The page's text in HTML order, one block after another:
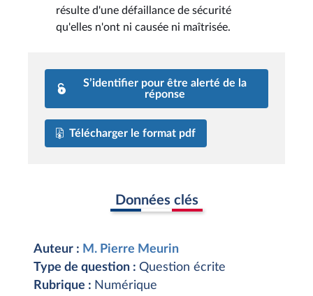
résulte d'une défaillance de sécurité
qu'elles n'ont ni causée ni maîtrisée.
S’identifier pour être alerté de la
réponse
Télécharger le format pdf
Données clés
Auteur : M. Pierre Meurin
Type de question : Question écrite
Rubrique : Numérique